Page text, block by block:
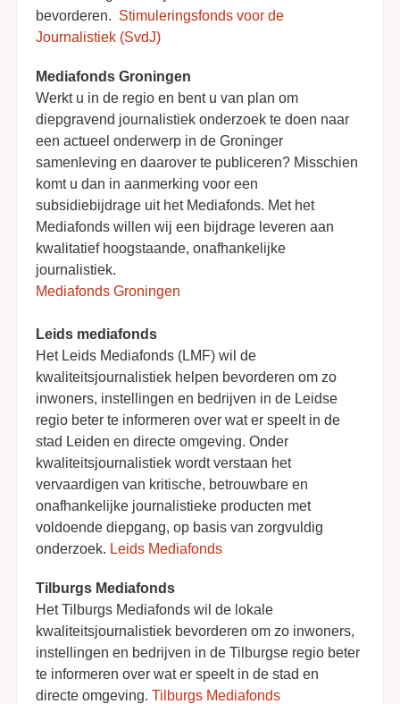
bevorderen. Stimuleringsfonds voor de
Journalistiek (SvdJ)
Mediafonds Groningen
Werkt u in de regio en bent u van plan om
diepgravend journalistiek onderzoek te doen naar
een actueel onderwerp in de Groninger
samenleving en daarover te publiceren? Misschien
komt u dan in aanmerking voor een
subsidiebijdrage uit het Mediafonds. Met het
Mediafonds willen wij een bijdrage leveren aan
kwalitatief hoogstaande, onafhankelijke
journalistiek.
Mediafonds Groningen
Leids mediafonds
Het Leids Mediafonds (LMF) wil de
kwaliteitsjournalistiek helpen bevorderen om zo
inwoners, instellingen en bedrijven in de Leidse
regio beter te informeren over wat er speelt in de
stad Leiden en directe omgeving. Onder
kwaliteitsjournalistiek wordt verstaan het
vervaardigen van kritische, betrouwbare en
onafhankelijke journalistieke producten met
voldoende diepgang, op basis van zorgvuldig
onderzoek. Leids Mediafonds
Tilburgs Mediafonds
Het Tilburgs Mediafonds wil de lokale
kwaliteitsjournalistiek bevorderen om zo inwoners,
instellingen en bedrijven in de Tilburgse regio beter
te informeren over wat er speelt in de stad en
directe omgeving. Tilburgs Mediafonds